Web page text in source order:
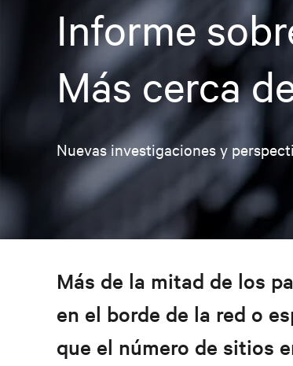
Informe
Más cerca
Nuevas investigaciones y
Más de la mitad de los
en el borde de la red o
que el número de sitios